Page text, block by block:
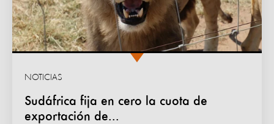
Sudáfrica fija en cero la cuota de
exportación de...
NOTICIAS